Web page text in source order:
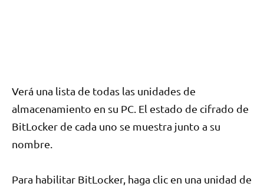
Verá una lista de todas las unidades de
almacenamiento en su PC. El estado de cifrado de
BitLocker de cada uno se muestra junto a su
nombre.
Para habilitar BitLocker, haga clic en una unidad de